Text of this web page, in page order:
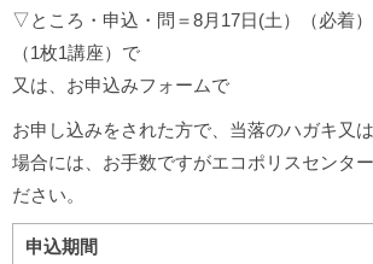
▽ところ・申込・問＝8月17日(土）（必着
（1枚1講座）で
又は、お申込みフォームで
お申し込みをされた方で、当落のハガキ又
場合には、お手数ですがエコポリスセンタ
ださい。
申込期間